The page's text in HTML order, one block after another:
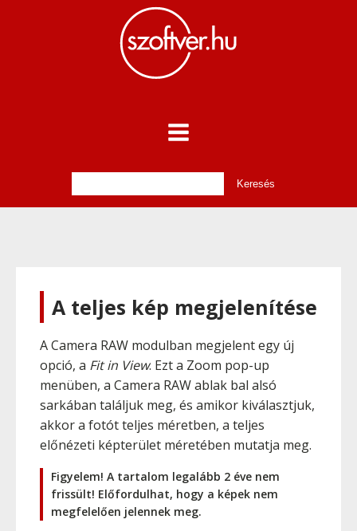
A teljes kép megjelenítése
A Camera RAW modulban megjelent egy új
opció, a Fit in View. Ezt a Zoom pop-up
menüben, a Camera RAW ablak bal alsó
sarkában találjuk meg, és amikor kiválasztjuk,
akkor a fotót teljes méretben, a teljes
előnézeti képterület méretében mutatja meg.
Figyelem! A tartalom legalább 2 éve nem
frissült! Előfordulhat, hogy a képek nem
megfelelően jelennek meg.